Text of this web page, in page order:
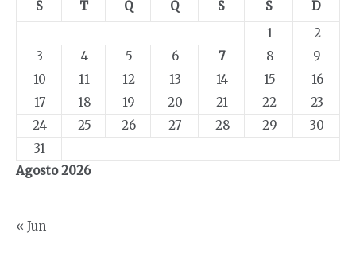
Agosto 2026
S T Q Q S S
D
1
2
3
4 5 6 7 8
9
10
11 12 13 14 15
16
17
18 19 20 21 22
23
24
25 26 27 28 29
30
31
« Jun